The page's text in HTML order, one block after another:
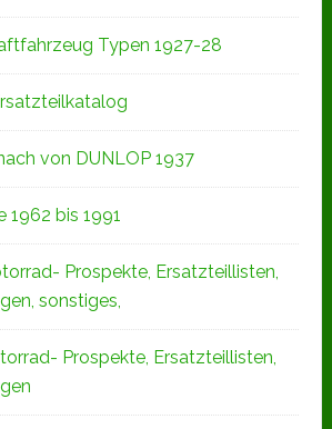
Typen 1927-28
von DUNLOP 1937
bis 1991
Prospekte, Ersatzteillisten,
sonstiges,
Prospekte, Ersatzteillisten,